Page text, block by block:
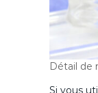
Détail de
Si vous